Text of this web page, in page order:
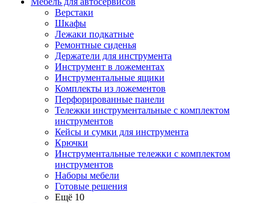
Верстаки
Шкафы
Лежаки подкатные
Ремонтные сиденья
Держатели для инструмента
Инструмент в ложементах
Инструментальные ящики
Комплекты из ложементов
Перфорированные панели
Тележки инструментальные с комплектом
инструментов
Кейсы и сумки для инструмента
Крючки
Инструментальные тележки с комплектом
инструментов
Наборы мебели
Готовые решения
Ещё 10